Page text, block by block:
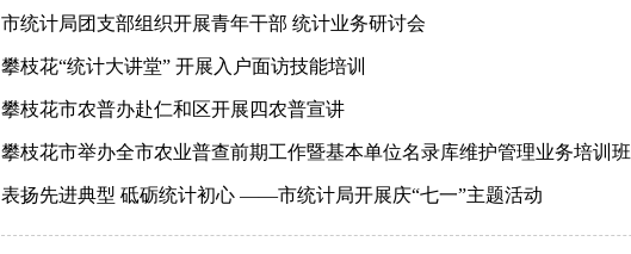
市统计局团支部组织开展青年干部 统计业务研讨会
攀枝花“统计大讲堂” 开展入户面访技能培训
攀枝花市农普办赴仁和区开展四农普宣讲
攀枝花市举办全市农业普查前期工作暨基本单位名录库维护管理业务培训班
表扬先进典型 砥砺统计初心 ——市统计局开展庆“七一”主题活动